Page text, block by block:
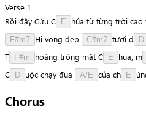
Verse 1
Rồi đây Cứu C E húa từ từng trời cao
F#m7 Hi vọng đẹp C#m7 tươi đ D
T
F#m hoáng trông mặt C E húa m
C
D uộc chạy đua A/E của ch E ún
Chorus